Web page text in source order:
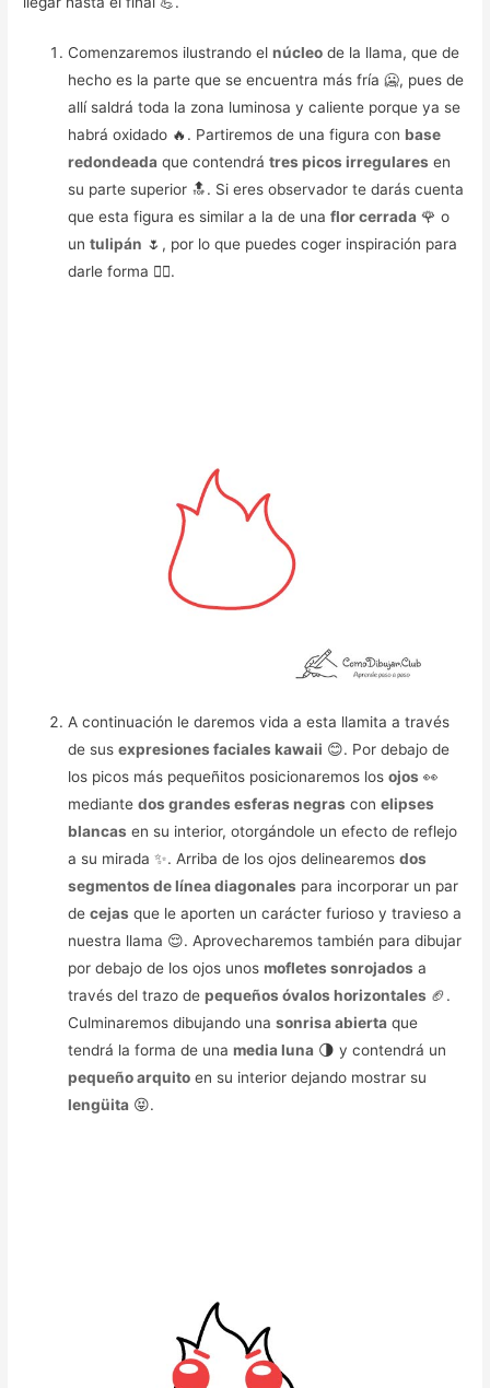
Comenzaremos ilustrando elnúcleo de la llama, que de
hecho es la parte que se encuentra más fría 🥶, pues de
allí saldrá toda la zona luminosa y caliente porque ya se
habrá oxidado 🔥. Partiremos de una figura con base
redondeada que contendrátres picos irregulares en
su parte superior 🔝. Si eres observador te darás cuenta
que esta figura es similar a la de unaflor cerrada 🌹 o
untulipán 🌷, por lo que puedes coger inspiración para
darle forma 🙇‍♀️.
A continuación le daremos vida a esta llamita a través
de susexpresiones faciales kawaii 😊. Por debajo de
los picos más pequeñitos posicionaremos losojos 👀
mediantedos grandes esferas negras conelipses
blancas en su interior, otorgándole un efecto de reflejo
a su mirada ✨. Arriba de los ojos delinearemosdos
segmentos de línea diagonales para incorporar un par
decejas que le aporten un carácter furioso y travieso a
nuestra llama 😌. Aprovecharemos también para dibujar
por debajo de los ojos unosmofletes sonrojados a
través del trazo depequeños óvalos horizontales 🏈.
Culminaremos dibujando unasonrisa abierta que
tendrá la forma de unamedia luna 🌗 y contendrá un
pequeño arquito en su interior dejando mostrar su
lengüita 😝.